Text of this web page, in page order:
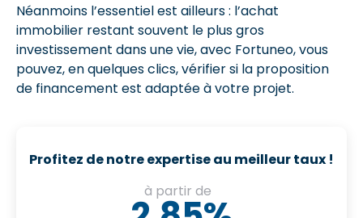
Néanmoins l’essentiel est ailleurs : l’achat
immobilier restant souvent le plus gros
investissement dans une vie, avec Fortuneo, vous
pouvez, en quelques clics, vérifier si la proposition
de financement est adaptée à votre projet.
Profitez de notre expertise au meilleur taux !
à partir de